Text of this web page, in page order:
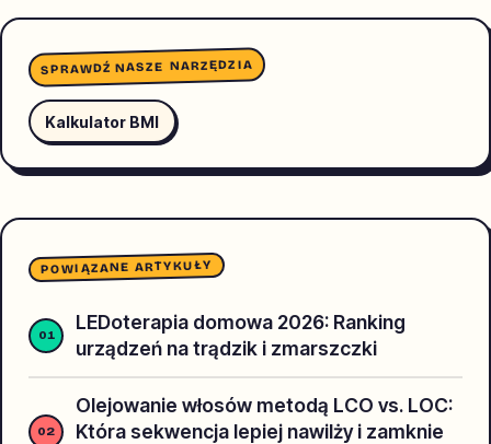
SPRAWDŹ NASZE NARZĘDZIA
Kalkulator BMI
POWIĄZANE ARTYKUŁY
LEDoterapia domowa 2026: Ranking
urządzeń na trądzik i zmarszczki
Olejowanie włosów metodą LCO vs. LOC:
Która sekwencja lepiej nawilży i zamknie